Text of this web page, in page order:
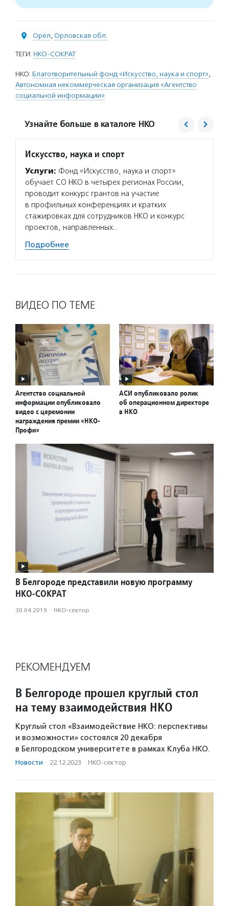
Орёл, Орловская обл.
ТЕГИ: НКО-СОКРАТ
НКО: Благотворительный фонд «Искусство, наука и спорт»,
Автономная некоммерческая организация «Агентство
социальной информации»
Узнайте больше в каталоге НКО
Искусство, наука и спорт
Услуги: Фонд «Искусство, наука и спорт»
обучает СО НКО в четырех регионах России,
проводит конкурс грантов на участие
в профильных конференциях и кратких
стажировках для сотрудников НКО и конкурс
проектов, направленных…
Подробнее
ВИДЕО ПО ТЕМЕ
Агентство социальной
информации опубликовало
видео с церемонии
награждения премии «НКО-
Профи»
АСИ опубликовало ролик
об операционном директоре
в НКО
В Белгороде представили новую программу
НКО-СОКРАТ
30.04.2019 · НКО-сектор
РЕКОМЕНДУЕМ
В Белгороде прошел круглый стол
на тему взаимодействия НКО
Круглый стол «Взаимодействие НКО: перспективы
и возможности» состоялся 20 декабря
в Белгородском университете в рамках Клуба НКО.
Новости · 22.12.2023 · НКО-сектор